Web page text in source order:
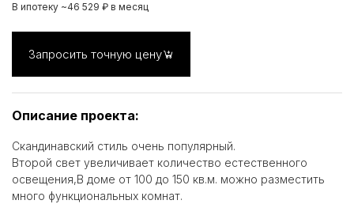
В ипотеку ~46 529 ₽ в месяц
Запросить точную цену
Описание проекта:
Скандинавский стиль очень популярный.
Второй свет увеличивает количество естественного
освещения,В доме от 100 до 150 кв.м. можно разместить
много функциональных комнат.